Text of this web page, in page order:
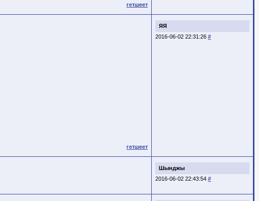
гетшеет
ЯЯ
2016-06-02 22:31:26 #
гетшеет
Шынджы
2016-06-02 22:43:54 #